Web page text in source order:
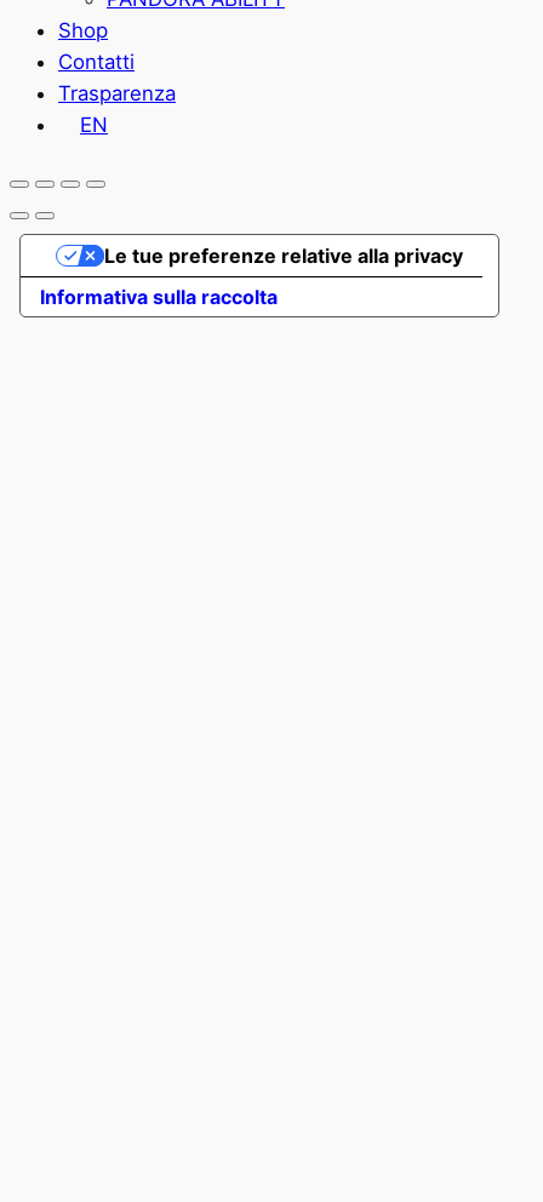
Shop
Contatti
Trasparenza
EN
Informativa sulla raccolta
Le tue preferenze relative alla privacy